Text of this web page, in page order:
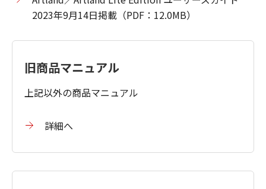
2023年9月14日掲載（PDF：12.0MB）
旧商品マニュアル
上記以外の商品マニュアル
詳細へ